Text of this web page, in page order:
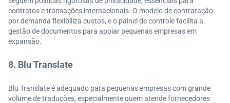
contratos e transações internacionais. O modelo de contratação
por demanda flexibiliza custos, e o painel de controle facilita a
gestão de documentos para apoiar pequenas empresas em
expansão.
8. Blu Translate
Blu Translate é adequado para pequenas empresas com grande
volume de traduções, especialmente quem atende fornecedores